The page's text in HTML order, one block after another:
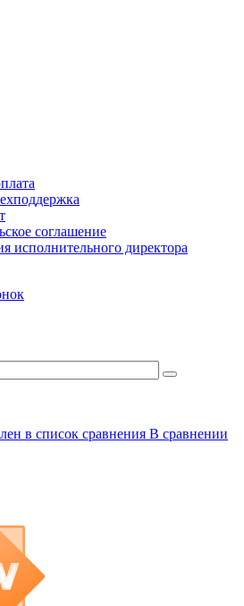
соглашение
исполнительного директора
в список сравнения В сравнении